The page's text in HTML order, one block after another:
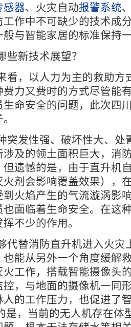
感器、火灾自动报警系统
工作中不可缺少的技术成
般与智能家居的标准保
些新技术展望？
看，以人力为主的救助方
费力又费时的方式尽管能
生命安全的问题，此次四
突发性强、破坏性大、处
涉及的领土面积巨大，消
但遗憾的是，由于直升机
火剂会影响覆盖效果），
到火焰产生的气流漩涡影
也面临着生命安全。在这
挥不少的作用。
代替消防直升机进入火灾
能从另外一个角度缓解
火工作，搭载智能摄像头
控，与地面的摄像机一同
的工作压力，也促进了
当前的无人机存在体